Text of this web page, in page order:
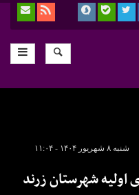
شنبه ۸ شهریور ۱۴۰۴ - ۱۱:۰۴
شهرستان زرند